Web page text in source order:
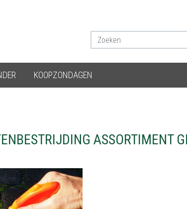
KOOPZONDAGEN
ASSORTIMENT